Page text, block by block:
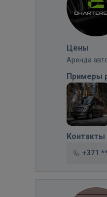
Цены
Аренда
Примеры
Контакты
+371